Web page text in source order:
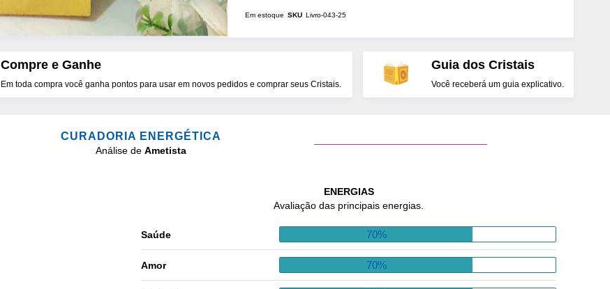
Em estoque SKU Livro-043-25
Compre e Ganhe
Em toda compra você ganha pontos para usar em novos pedidos e comprar seus Cristais.
Guia dos Cristais
Você receberá um guia explicativo.
CURADORIA ENERGÉTICA
Análise de Ametista
ENERGIAS
Avaliação das principais energias.
Saúde 70%
Amor 70%